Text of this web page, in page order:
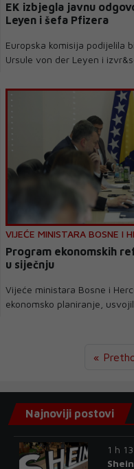
EK izbjegla javnu
Leyen i šefa Pfizera
Europska komisija podijelila
Ursule von der Leyen i
VIJEĆE MINISTARA BOSNE I
Program ekonomskih
u siječnju
Vijeće ministara Bosne i
ekonomsko planiranje,
«
Najnoviji postovi
1 h